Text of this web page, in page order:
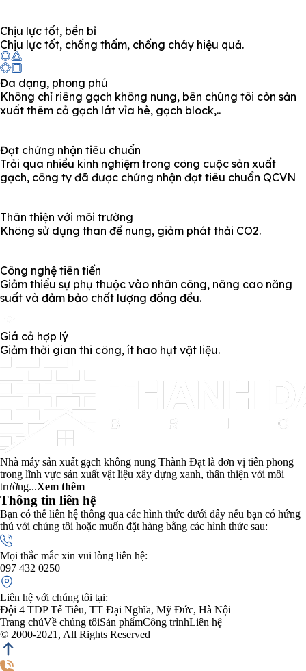
Chịu lực tốt, bền bỉ
Chịu lực tốt, chống thấm, chống cháy hiệu quả.
Đa dạng, phong phú
Không chỉ riêng gạch không nung, bên chúng tôi còn sản
xuất thêm cả gạch lát vỉa hè, gạch block,..
Đạt chứng nhận tiêu chuẩn
Trải qua nhiều kinh nghiệm trong công cuộc sản xuất
gạch, công ty đã được chứng nhận đạt tiêu chuẩn QCVN
Thân thiện với môi trường
Không sử dụng than để nung, giảm phát thải CO2.
Công nghệ tiên tiến
Giảm thiểu sự phụ thuộc vào nhân công, nâng cao năng
suất và đảm bảo chất lượng đồng đều.
Giá cả hợp lý
Giảm thời gian thi công, ít hao hụt vật liệu.
Nhà máy sản xuất gạch không nung Thành Đạt là đơn vị tiên phong
trong lĩnh vực sản xuất vật liệu xây dựng xanh, thân thiện với môi
trường...Xem thêm
Thông tin liên hệ
Bạn có thể liên hệ thông qua các hình thức dưới đây nếu bạn có hứng
thú với chúng tôi hoặc muốn đặt hàng bằng các hình thức sau:
Mọi thắc mắc xin vui lòng liên hệ:
097 432 0250
Liên hệ với chúng tôi tại:
Đội 4 TDP Tế Tiêu, TT Đại Nghĩa, Mỹ Đức, Hà Nội
Trang chủVề chúng tôiSản phẩmCông trìnhLiên hệ
© 2000-2021, All Rights Reserved